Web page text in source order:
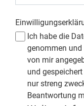
Ich habe die
genommen
von mir
und
nur streng
Beantwortung